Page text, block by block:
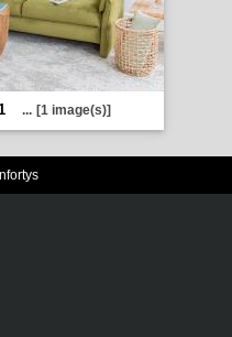
... [1 image(s)]